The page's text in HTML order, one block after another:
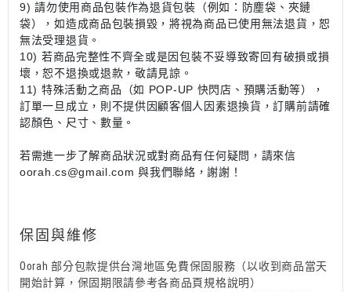
9) 請勿使用商品包裝作為退貨包裝（例如：防塵袋、夾鏈
袋），如造成商品包裝損毀，將視為商品已使用無法退貨，恕
無法受理退貨。
10) 若商品完整性不齊全或是因包裝不妥導致寄回有破損或損
壞，恕不退換或退款，敬請見諒。
11) 特殊活動之商品（如 POP-UP 快閃店、預購活動等），
訂單一旦成立，則不提供因顧客個人因素退換貨，訂購前請確
認顏色、尺寸、數量。
若需進一步了解商品狀況或對商品有任何疑問，請來信
oorah.cs@gmail.com 與我們聯絡，謝謝！
保固與維修
Oorah 部分包款提供台灣地區免費保固服務（以收到商品當天
開始計算，保固期限請參考各商品頁規格說明）